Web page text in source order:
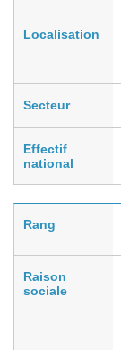
Localisation
Secteur
Effectif
national
Rang
Raison
sociale